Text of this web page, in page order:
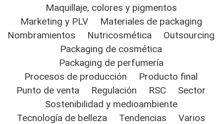
Maquillaje, colores y pigmentos
Marketing y PLV
Materiales de packaging
Nombramientos
Nutricosmética
Outsourcing
Packaging de cosmética
Packaging de perfumería
Procesos de producción
Producto final
Punto de venta
Regulación RSC
Sector
Sostenibilidad y medioambiente
Tecnología de belleza
Tendencias
Varios